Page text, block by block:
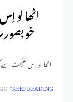
اٹھا لو
اٹھا لو اِس غنیمت سے
KEEP READING